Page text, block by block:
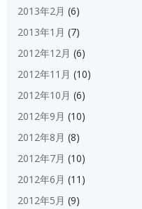
2013年2月 (6)
2013年1月 (7)
2012年12月 (6)
2012年11月 (10)
2012年10月 (6)
2012年9月 (10)
2012年8月 (8)
2012年7月 (10)
2012年6月 (11)
2012年5月 (9)